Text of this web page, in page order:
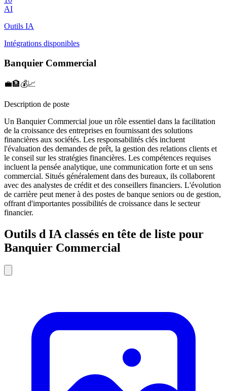
AI
Outils IA
Intégrations disponibles
Banquier Commercial
💼🏦💰📈
Description de poste
Un Banquier Commercial joue un rôle essentiel dans la facilitation
de la croissance des entreprises en fournissant des solutions
financières aux sociétés. Les responsabilités clés incluent
l'évaluation des demandes de prêt, la gestion des relations clients et
le conseil sur les stratégies financières. Les compétences requises
incluent la pensée analytique, une communication forte et un sens
commercial. Situés généralement dans des bureaux, ils collaborent
avec des analystes de crédit et des conseillers financiers. L'évolution
de carrière peut mener à des postes de banque seniors ou de gestion,
offrant d'importantes possibilités de croissance dans le secteur
financier.
Outils d IA classés en tête de liste pour
Banquier Commercial